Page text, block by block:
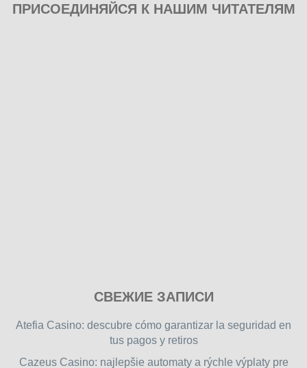
ПРИСОЕДИНЯЙСЯ К НАШИМ ЧИТАТЕЛЯМ
free
СВЕЖИЕ ЗАПИСИ
Atefia Casino: descubre cómo garantizar la seguridad en
tus pagos y retiros
Cazeus Casino: najlepšie automaty a rýchle výplaty pre